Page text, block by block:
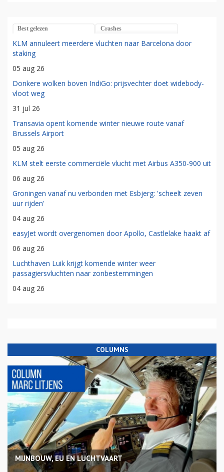
Best gelezen Crashes
KLM annuleert meerdere vluchten naar Barcelona door
staking
05 aug 26
Donkere wolken boven IndiGo: prijsvechter doet widebody-
vloot weg
31 jul 26
Transavia opent komende winter nieuwe route vanaf
Brussels Airport
05 aug 26
KLM stelt eerste commerciële vlucht met Airbus A350-900 uit
06 aug 26
Groningen vanaf nu verbonden met Esbjerg: 'scheelt zeven
uur rijden'
04 aug 26
easyJet wordt overgenomen door Apollo, Castlelake haakt af
06 aug 26
Luchthaven Luik krijgt komende winter weer
passagiersvluchten naar zonbestemmingen
04 aug 26
COLUMNS
MIJNBOUW, EU EN LUCHTVAART